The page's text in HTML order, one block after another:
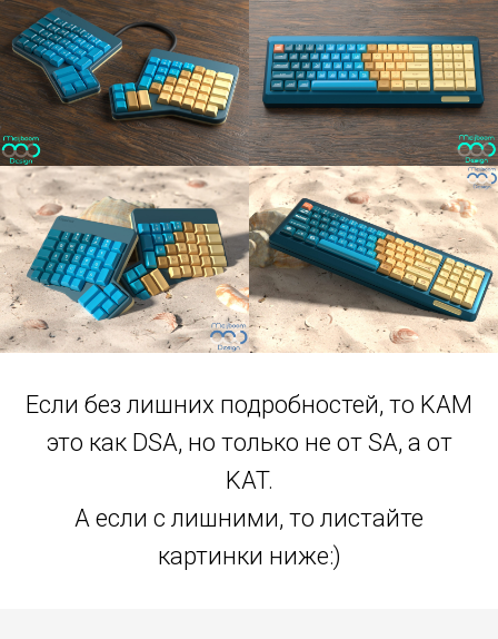
Если без лишних подробностей, то KAM
это как DSA, но только не от SA, а от
KAT.
А если с лишними, то листайте
картинки ниже:)